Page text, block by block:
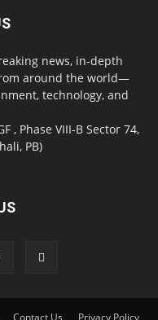
news, in-depth
around the world—
technology, and
, Phase VIII-B Sector 74,
PB)